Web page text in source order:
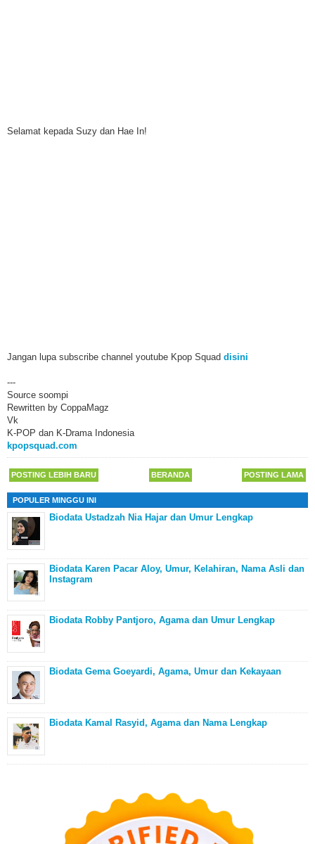
Selamat kepada Suzy dan Hae In!
Jangan lupa subscribe channel youtube Kpop Squad disini
---
Source soompi
Rewritten by CoppaMagz
Vk
K-POP dan K-Drama Indonesia
kpopsquad.com
POSTING LEBIH BARU POSTING LAMA
BERANDA
POPULER MINGGU INI
Biodata Ustadzah Nia Hajar dan Umur Lengkap
Biodata Karen Pacar Aloy, Umur, Kelahiran, Nama Asli dan
Instagram
Biodata Robby Pantjoro, Agama dan Umur Lengkap
Biodata Gema Goeyardi, Agama, Umur dan Kekayaan
Biodata Kamal Rasyid, Agama dan Nama Lengkap